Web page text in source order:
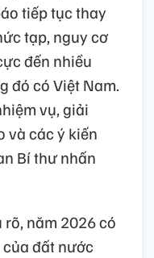
tiếp tục thay
tạp, nguy cơ
đến nhiều
đó có Việt Nam.
vụ, giải
và các ý kiến
Bí thư nhấn
năm 2026 có
đất nước